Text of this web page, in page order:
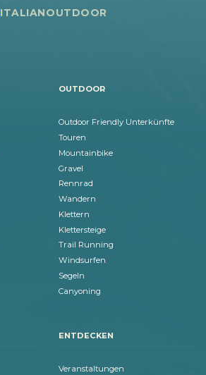
ITALIANOUTDOOR
OUTDOOR
Outdoor Friendly Unterkünfte
Touren
Mountainbike
Gravel
Rennrad
Wandern
Klettern
Klettersteige
Trail Running
Windsurfen
Segeln
Canyoning
ENTDECKEN
Veranstaltungen